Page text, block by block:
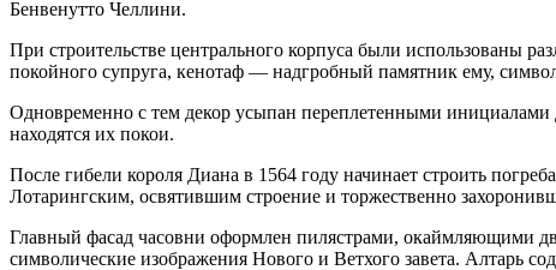
Бенвенутто Челлини.
При строительстве центрального корпуса были использованы
покойного супруга, кенотаф — надгробный памятник ему,
Одновременно с тем декор усыпан переплетенными
находятся их покои.
После гибели короля Диана в 1564 году начинает строить
Лотарингским, освятившим строение и торжественно
Главный фасад часовни оформлен пилястрами, окаймляющими
символические изображения Нового и Ветхого завета. Алтарь